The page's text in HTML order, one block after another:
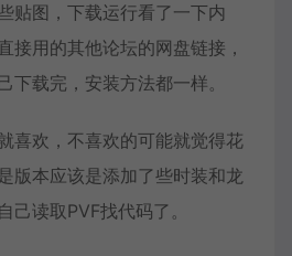
贴图，下载运行看了一下内
接用的其他论坛的网盘链接，
下载完，安装方法都一样。
喜欢，不喜欢的可能就觉得花
版本应该是添加了些时装和龙
己读取PVF找代码了。